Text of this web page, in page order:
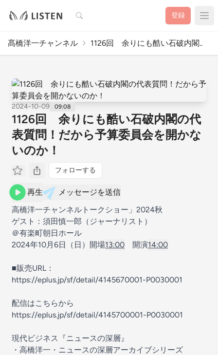
検索 登録
髙橋洋一チャンネル 1126回 余りにも酷い石破内閣..
2024-10-09 09:08
1126回 余りにも酷い石破内閣の代
表質問！だから予算委員会を開かな
いのか！
フォローする
再生
メッセージを送信
高橋洋一チャンネルトークショー」2024秋
ゲスト：須田慎一郎（ジャーナリスト）
＠有楽町朝日ホール
2024年10月6日（日）開場13:00 開演14:00
■販売URL：
https://eplus.jp/sf/detail/4145670001-P0030001
配信はこちらから
https://eplus.jp/sf/detail/4145700001-P0030001
現代ビジネス『ニュースの深層』
・高橋洋一・ニュースの深層アーカイブシリーズ